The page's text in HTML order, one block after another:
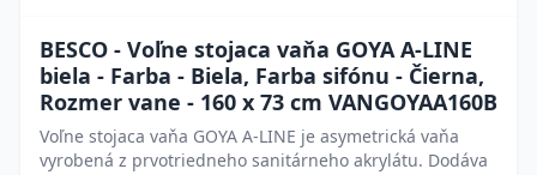
BESCO - Voľne stojaca vaňa GOYA A-LINE
biela - Farba - Biela, Farba sifónu - Čierna,
Rozmer vane - 160 x 73 cm VANGOYAA160B
Voľne stojaca vaňa GOYA A-LINE je asymetrická vaňa
vyrobená z prvotriedneho sanitárneho akrylátu. Dodáva